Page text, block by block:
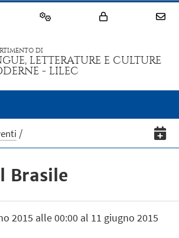
DI
LETTERATURE E CULTURE
- LILEC
Brasile
2015 alle 00:00 al 11 giugno 2015